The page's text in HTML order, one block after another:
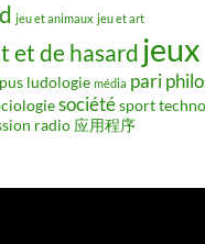
jeu et animaux jeu et art
et de hasard
ludologie média pari
sociétésport
radio 应用程序